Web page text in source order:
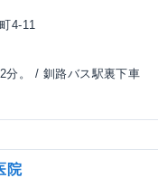
4-11
分。 / 釧路バス駅裏下車
院